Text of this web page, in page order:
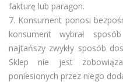
fakturę lub paragon.
7. Konsument ponosi
konsument wybrał
najtańszy zwykły sposób
Sklep nie jest
poniesionych przez niego